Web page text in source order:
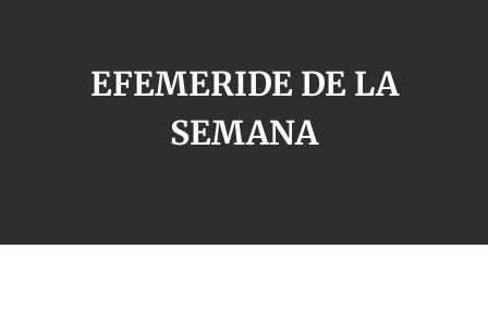
EFEMERIDE DE LA
SEMANA